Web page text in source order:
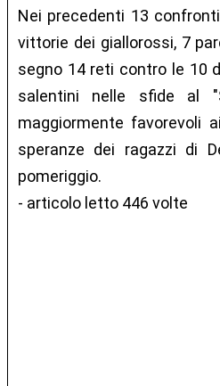
Nei precedenti 13
vittorie dei giallorossi, 7
segno 14 reti contro le 10
salentini nelle sfide al
maggiormente favorevoli
speranze dei ragazzi di
pomeriggio.
- articolo letto 446 volte